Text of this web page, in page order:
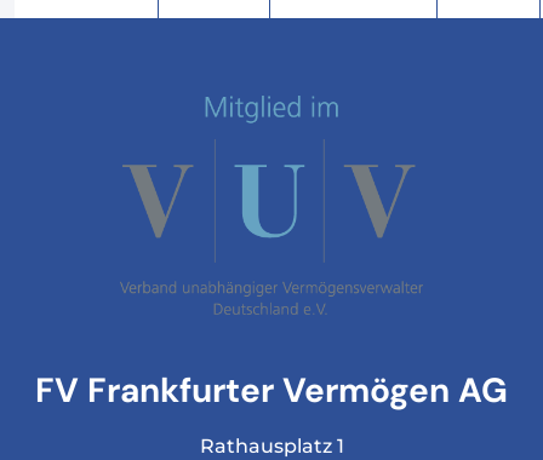
FV Frankfurter Vermögen AG
Rathausplatz 1